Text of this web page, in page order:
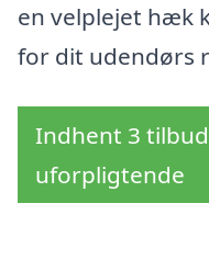
en velplejet hæk
for dit udendørs
Indhent 3
uforpligtende